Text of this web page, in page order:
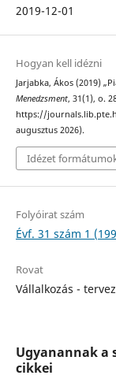
2019-12-01
Hogyan kell idézni
Jarjabka, Ákos (2019)
Menedzsment, 31(1), o.
https://
augusztus 2026).
Idézet
Folyóirat szám
Évf. 31 szám 1
Rovat
Vállalkozás -
Ugyanannak a
cikkei